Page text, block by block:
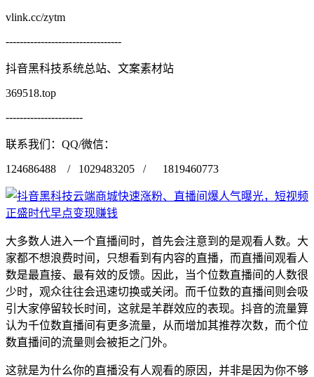
vlink.cc/zytm
---------------------------------
抖音黑科技系统总站、文案素材站
369518.top
----------------------
联系我们：QQ/微信：
124686488 / 1029483205 / 1819460773
大多数人进入一个直播间时，首先会注意到的是观看人数。大
家都不想浪费时间，只想看到有内容的直播，而直播间观看人
数是最直接、最有效的反馈。因此，当个位数直播间的人数很
少时，观众往往会迅速切换或关闭。而千位数的直播间则会吸
引大家停留较长时间，这就是羊群效应的表现。抖音的流量算
认为千位数直播间有更多流量，从而增加其推荐次数，而个位
数直播间的流量则会被拒之门外。
这就是为什么你的直播没有人观看的原因，并非是因为你不够